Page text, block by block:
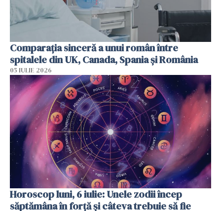
Comparația sinceră a unui român între
spitalele din UK, Canada, Spania și România
05 IULIE 2026
Horoscop luni, 6 iulie: Unele zodii încep
săptămâna în forță și câteva trebuie să fie